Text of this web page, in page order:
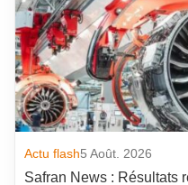
Actu flash5 Août. 2026
Safran News : Résultats